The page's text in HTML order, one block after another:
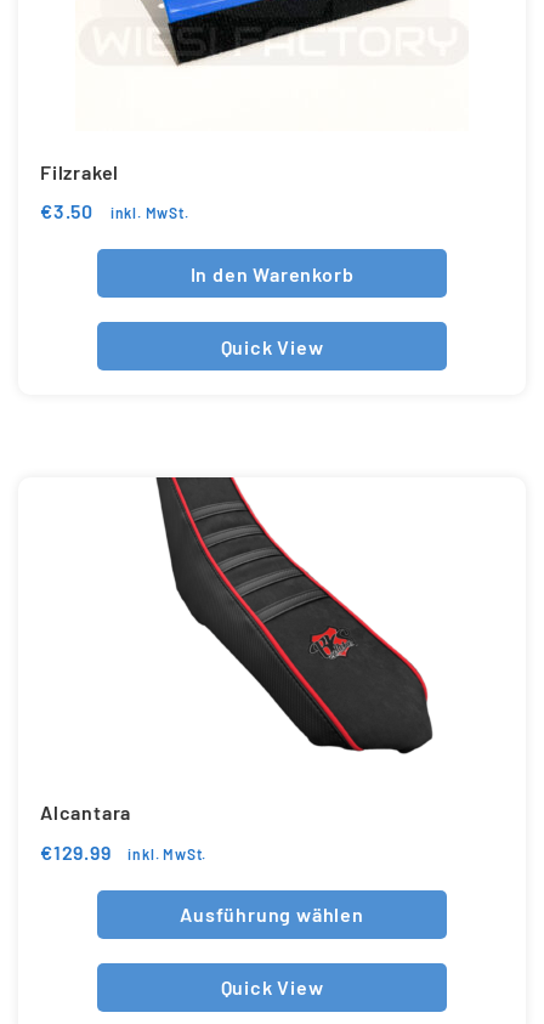
Filzrakel
€3.50 inkl. MwSt.
In den Warenkorb
Quick View
Alcantara
€129.99 inkl. MwSt.
Ausführung wählen
Quick View